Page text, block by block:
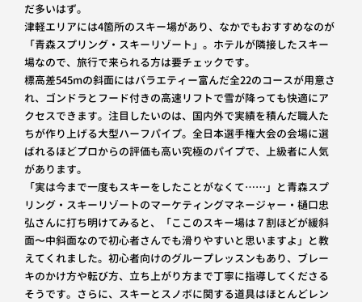
だ多いはず。
津軽エリアには4箇所のスキー場があり、なかでもおすすめなのが
「青森スプリング・スキーリゾート」。ホテルが隣接したスキー
場なので、旅行で来られる方は要チェックです。
標高差545mの斜面にはバラエティー富んだ全22のコースが用意さ
れ、ゴンドラとフード付きの高速リフトで雪が降っても快適にア
クセスできます。注目したいのは、国内外で実績を積んだ職人た
ちが作り上げる大型ハーフパイプ。全日本選手権大会の会場に選
ばれるほどプロからの評価も高い究極のパイプで、上級者に人気
があります。
「実は今まで一度もスキーをしたことがなくて……」と青森スプ
リング・スキーリゾートのマーケティングマネージャー・樋口忠
弘さんに打ち明けてみると、「ここのスキー場は７割ほどが緩斜
面〜中斜面なので初心者さんでも滑りやすいと思いますよ」と教
えてくれました。初心者向けのグループレッスンもあり、ブレー
キのかけ方や転び方、立ち上がり方まで丁寧に指導してくださる
そうです。さらに、スキーとスノボに関する道具はほとんどレン